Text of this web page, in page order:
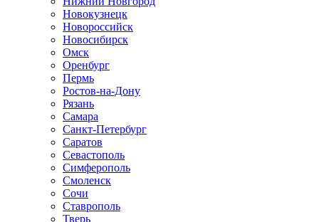
Новокузнецк
Новороссийск
Новосибирск
Омск
Оренбург
Пермь
Ростов-на-Дону
Рязань
Самара
Санкт-Петербург
Саратов
Севастополь
Симферополь
Смоленск
Сочи
Ставрополь
Тверь